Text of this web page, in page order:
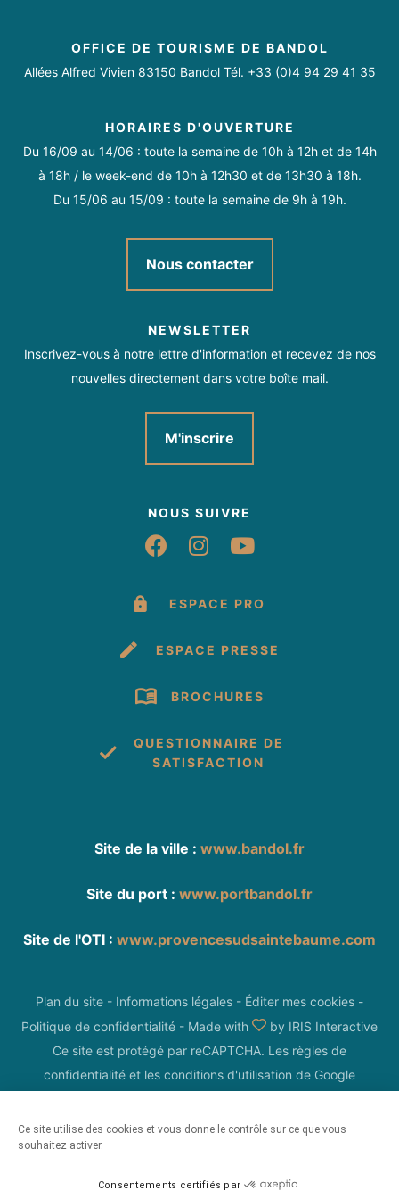
14h30 - 19h.
https://www.europann.com/fr/
https://www.facebook.com/europann.brand
OFFICE DE TOURISME DE BANDOL
Allées Alfred Vivien 83150 Bandol Tél. +33 (0)4 94 29 41 35
HORAIRES D'OUVERTURE
Du 16/09 au 14/06 : toute la semaine de 10h à 12h et de 14h
à 18h / le week-end de 10h à 12h30 et de 13h30 à 18h.
Du 15/06 au 15/09 : toute la semaine de 9h à 19h.
Nous contacter
NEWSLETTER
Inscrivez-vous à notre lettre d'information et recevez de nos
nouvelles directement dans votre boîte mail.
M'inscrire
NOUS SUIVRE
Suivez-nous sur
Suivez-nous sur
Suivez-nous
ESPACE PRO
ESPACE PRESSE
BROCHURES
QUESTIONNAIRE DE
SATISFACTION
Site de la ville : www.bandol.fr
Site du port : www.portbandol.fr
Site de l'OTI : www.provencesudsaintebaume.com
Plan du site - Informations légales - Éditer mes cookies -
Politique de confidentialité - Made with by IRIS Interactive
Ce site est protégé par reCAPTCHA. Les règles de
confidentialité et les conditions d'utilisation de Google
Ce site utilise des cookies et vous donne le contrôle sur ce que vous
souhaitez activer.
Consentements certifiés par